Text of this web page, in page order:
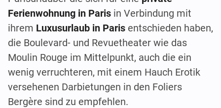
Ferienwohnung in Paris in Verbindung mit
ihrem Luxusurlaub in Paris entschieden haben,
die Boulevard- und Revuetheater wie das
Moulin Rouge im Mittelpunkt, auch die ein
wenig verruchteren, mit einem Hauch Erotik
versehenen Darbietungen in den Foliers
Bergère sind zu empfehlen.